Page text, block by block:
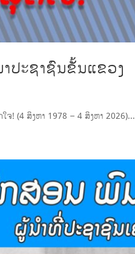
ປະຊາຊົນຂັ້ນແຂວງ
! (4 ສິງຫາ 1978 – 4 ສິງຫາ 2026)...